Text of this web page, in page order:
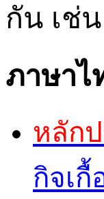
กัน เช่น
ภาษาไ
หลัก
กิจเกื้